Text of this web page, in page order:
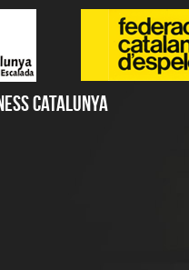
Catalunya